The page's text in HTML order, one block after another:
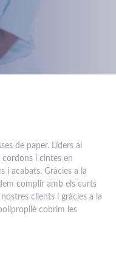
de paper. Líders al
i cintes en
i acabats. Gràcies a la
complir amb els curts
clients i gràcies a la
cobrim les